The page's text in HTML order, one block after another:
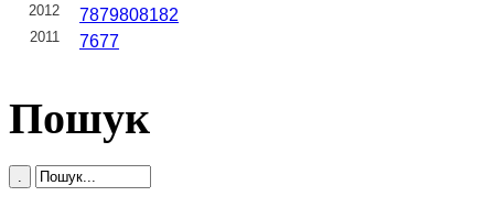
2012 7879808182
2011 7677
Пошук